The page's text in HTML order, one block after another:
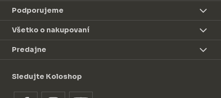
Podporujeme
Všetko o nakupovaní
Predajne
Sledujte Koloshop